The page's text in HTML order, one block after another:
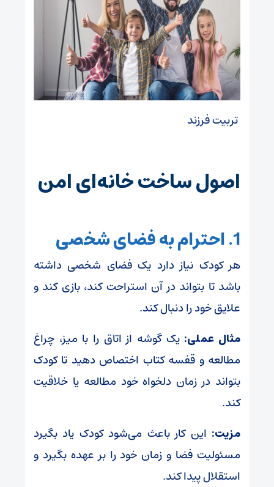
تربیت فرزند
اصول ساخت خانه‌ای امن
1. احترام به فضای شخصی
هر کودک نیاز دارد یک فضای شخصی داشته
باشد تا بتواند در آن استراحت کند، بازی کند و
علایق خود را دنبال کند.
مثال عملی: یک گوشه از اتاق را با میز، چراغ
مطالعه و قفسه کتاب اختصاص دهید تا کودک
بتواند در زمان دلخواه خود مطالعه یا خلاقیت
کند.
مزیت: این کار باعث می‌شود کودک یاد بگیرد
مسئولیت فضا و زمان خود را بر عهده بگیرد و
استقلال پیدا کند.